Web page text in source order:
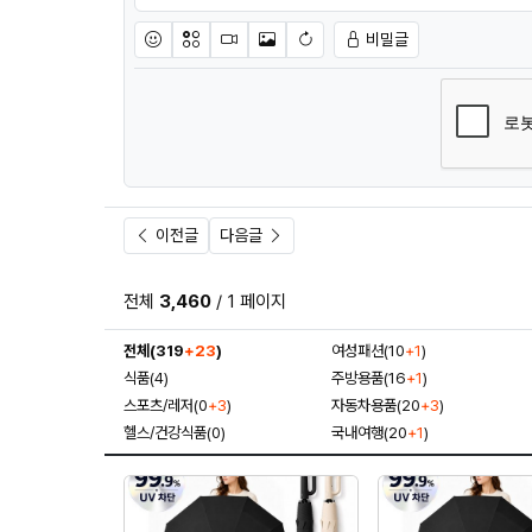
이모티콘아이콘동영상이미지새댓글 작성
비밀글
이전글 다음글
전체 3,460 / 1 페이지
전체(319+23) 여성패션(10+1)
식품(4)
주방용품(16+1)
스포츠/레저(0+3) 자동차용품(20+3)
헬스/건강식품(0)
국내여행(20+1)